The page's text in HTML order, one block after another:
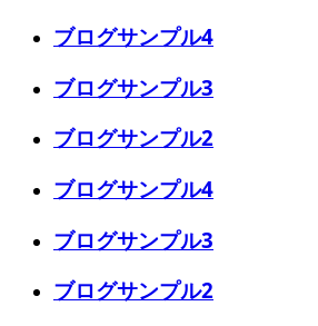
ブログサンプル4
ブログサンプル3
ブログサンプル2
ブログサンプル4
ブログサンプル3
ブログサンプル2